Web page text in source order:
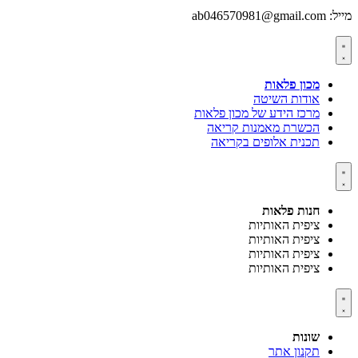
מייל: ab046570981@gmail.com
מכון פלאות
אודות השיטה
מרכז הידע של מכון פלאות
הכשרת מאמנות קריאה
תכנית אלופים בקריאה
חנות פלאות
ציפית האותיות
ציפית האותיות
ציפית האותיות
ציפית האותיות
שונות
תקנון אתר